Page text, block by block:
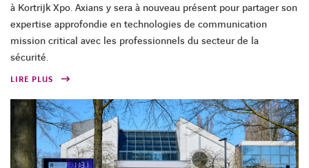
à Kortrijk Xpo. Axians y sera à nouveau présent pour partager son
expertise approfondie en technologies de communication
mission critical avec les professionnels du secteur de la
sécurité.
LIRE PLUS